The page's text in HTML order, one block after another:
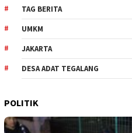
TAG BERITA
UMKM
JAKARTA
DESA ADAT TEGALANG
POLITIK